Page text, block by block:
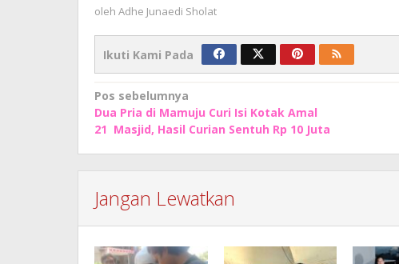
oleh Adhe Junaedi Sholat
Ikuti Kami Pada
Navigasi
pos
Pos sebelumnya
Dua Pria di Mamuju Curi Isi Kotak Amal
21 Masjid, Hasil Curian Sentuh Rp 10 Juta
Jangan Lewatkan